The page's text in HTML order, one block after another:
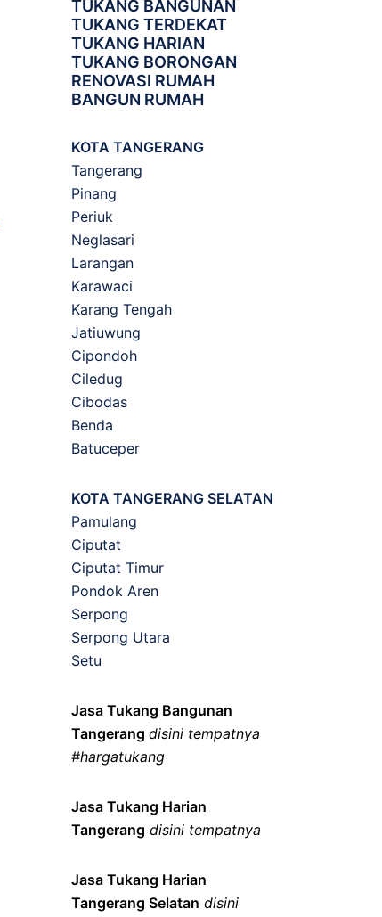
TUKANG BANGUNAN
TUKANG TERDEKAT
TUKANG HARIAN
TUKANG BORONGAN
RENOVASI RUMAH
BANGUN RUMAH
KOTA TANGERANG
Tangerang
Pinang
Periuk
Neglasari
Larangan
Karawaci
Karang Tengah
Jatiuwung
Cipondoh
Ciledug
Cibodas
Benda
Batuceper
KOTA TANGERANG SELATAN
Pamulang
Ciputat
Ciputat Timur
Pondok Aren
Serpong
Serpong Utara
Setu
Jasa Tukang Bangunan
Tangerang disini tempatnya
#hargatukang
Jasa Tukang Harian
Tangerang disini tempatnya
Jasa Tukang Harian
Tangerang Selatan disini